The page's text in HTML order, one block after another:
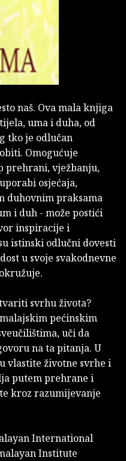
naš. Ova mala knjiga
uma i duha, od
tko je odlučan
Omogućuje
prehrani, vježbanju,
osjećaja,
duhovnim praksama
i duh - može postići
inspiracije i
istinski odlučni dovesti
u svoje svakodnevne
svrhu života?
pećinskim
uči da
na ta pitanja. U
vlastite životne svrhe i
putem prehrane i
kroz razumijevanje
International
Institute